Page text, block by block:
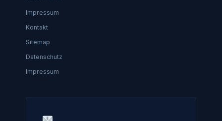
Impressum
Kontakt
Sitemap
Datenschutz
Impressum